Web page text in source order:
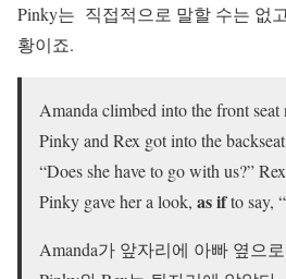
Pinky는 직접적으로 말할 수는 없
황이죠.
Amanda climbed into the front seat
Pinky and Rex got into the
“Does she have to go with us?”
Pinky gave her a look, as ifto say,
Amanda가 앞자리에 아빠 옆으